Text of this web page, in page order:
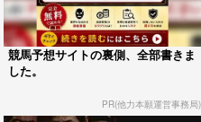
競馬予想サイトの裏側、全部書きま
した。
PR(他力本願運営事務局)